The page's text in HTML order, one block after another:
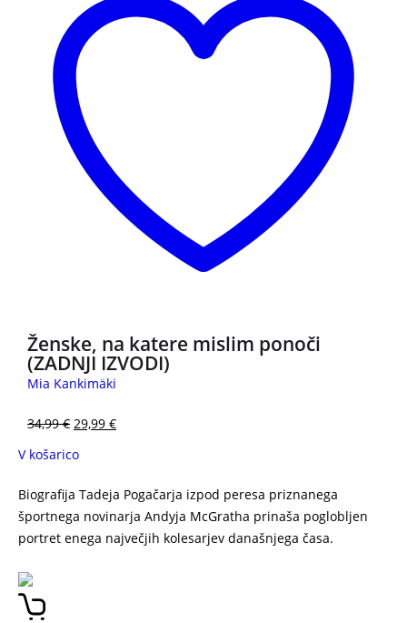
Ženske, na katere mislim ponoči
(ZADNJI IZVODI)
Mia Kankimäki
34,99€ 29,99 €
V košarico
Biografija Tadeja Pogačarja izpod peresa priznanega
športnega novinarja Andyja McGratha prinaša poglobljen
portret enega največjih kolesarjev današnjega časa.